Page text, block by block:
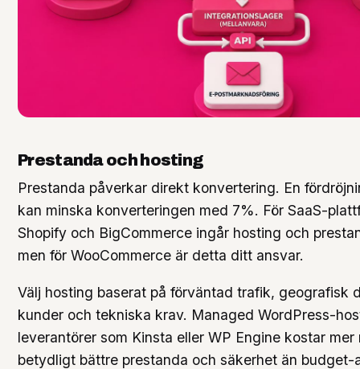
Prestanda och hosting
Prestanda påverkar direkt konvertering. En
kan minska konverteringen med 7%. För SaaS-
Shopify och BigCommerce ingår hosting och
men för WooCommerce är detta ditt ansvar.
Välj hosting baserat på förväntad trafik, geografisk
kunder och tekniska krav. Managed WordPress-
leverantörer som Kinsta eller WP Engine kostar mer
betydligt bättre prestanda och säkerhet än budget-